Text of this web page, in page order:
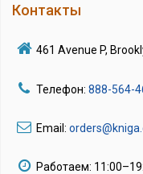
Контакты
461 Avenue P,
Телефон: 888-564-
Email:
Работаем: